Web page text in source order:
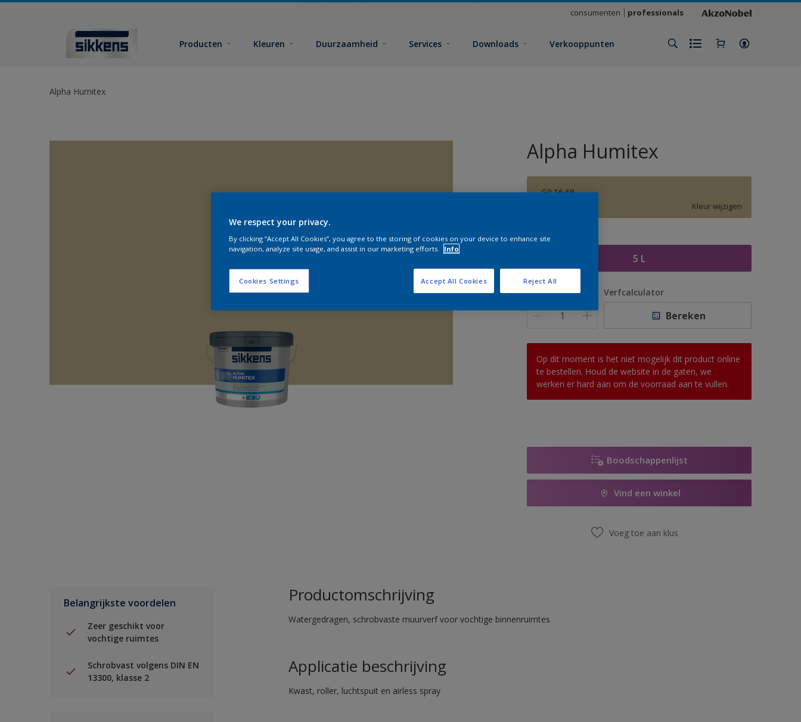
consumenten professionals
Producten Kleuren Duurzaamheid Services Downloads Verkooppunten
Alpha Humitex
Alpha Humitex
G0.16.68
Kleur wijzigen
Grootte
5 L
Aantal Verfcalculator
Bereken
Op dit moment is het niet mogelijk dit product online
te bestellen. Houd de website in de gaten, we
werken er hard aan om de voorraad aan te vullen.
Boodschappenlijst
Vind een winkel
Voeg toe aan klus
Belangrijkste voordelen
Zeer geschikt voor
vochtige ruimtes
Schrobvast volgens DIN EN
13300, klasse 2
Productomschrijving
Watergedragen, schrobvaste muurverf voor vochtige binnenruimtes
Applicatie beschrijving
Kwast, roller, luchtspuit en airless spray
We respect your privacy.
By clicking “Accept All Cookies”, you agree to the storing of cookies on your device to enhance site
navigation, analyze site usage, and assist in our marketing efforts.
Info
Cookies Settings Reject All
Accept All Cookies